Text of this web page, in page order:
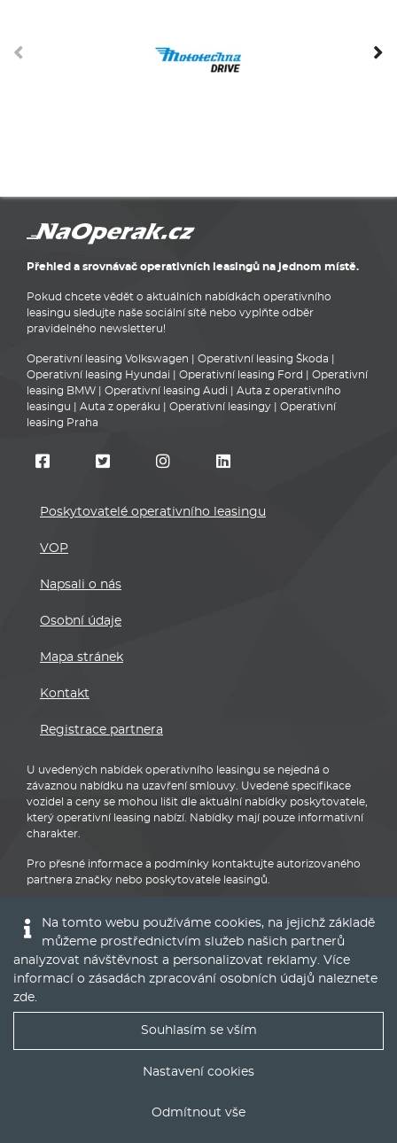
Přehled a srovnávač operativních leasingů na jednom místě.
Pokud chcete vědět o aktuálních nabídkách operativního
leasingu sledujte naše sociální sítě nebo vyplňte odběr
pravidelného newsletteru!
Operativní leasing Volkswagen Operativní leasing Škoda
Operativní leasing Hyundai
Operativní leasing Ford
Operativní
leasing BMW
Operativní leasing Audi
Auta z operativního
leasingu
Auta z operáku Operativní leasingy
Operativní
leasing Praha
Poskytovatelé operativního leasingu
VOP
Napsali o nás
Osobní údaje
Mapa stránek
Kontakt
Registrace partnera
U uvedených nabídek operativního leasingu se nejedná o
závaznou nabídku na uzavření smlouvy. Uvedené specifikace
vozidel a ceny se mohou lišit dle aktuální nabídky poskytovatele,
který operativní leasing nabízí. Nabídky mají pouze informativní
charakter.
Pro přesné informace a podmínky kontaktujte autorizovaného
partnera značky nebo poskytovatele leasingů.
Runs onPublis CMS Framework
Na tomto webu používáme cookies, na jejichž základě
můžeme prostřednictvím služeb našich partnerů
analyzovat návštěvnost a personalizovat reklamy. Více
informací o zásadách zpracování osobních údajů naleznete
zde.
Souhlasím se vším
Nastavení cookies
Odmítnout vše
Nejlepší nabídky operáku do Vašeho emailu